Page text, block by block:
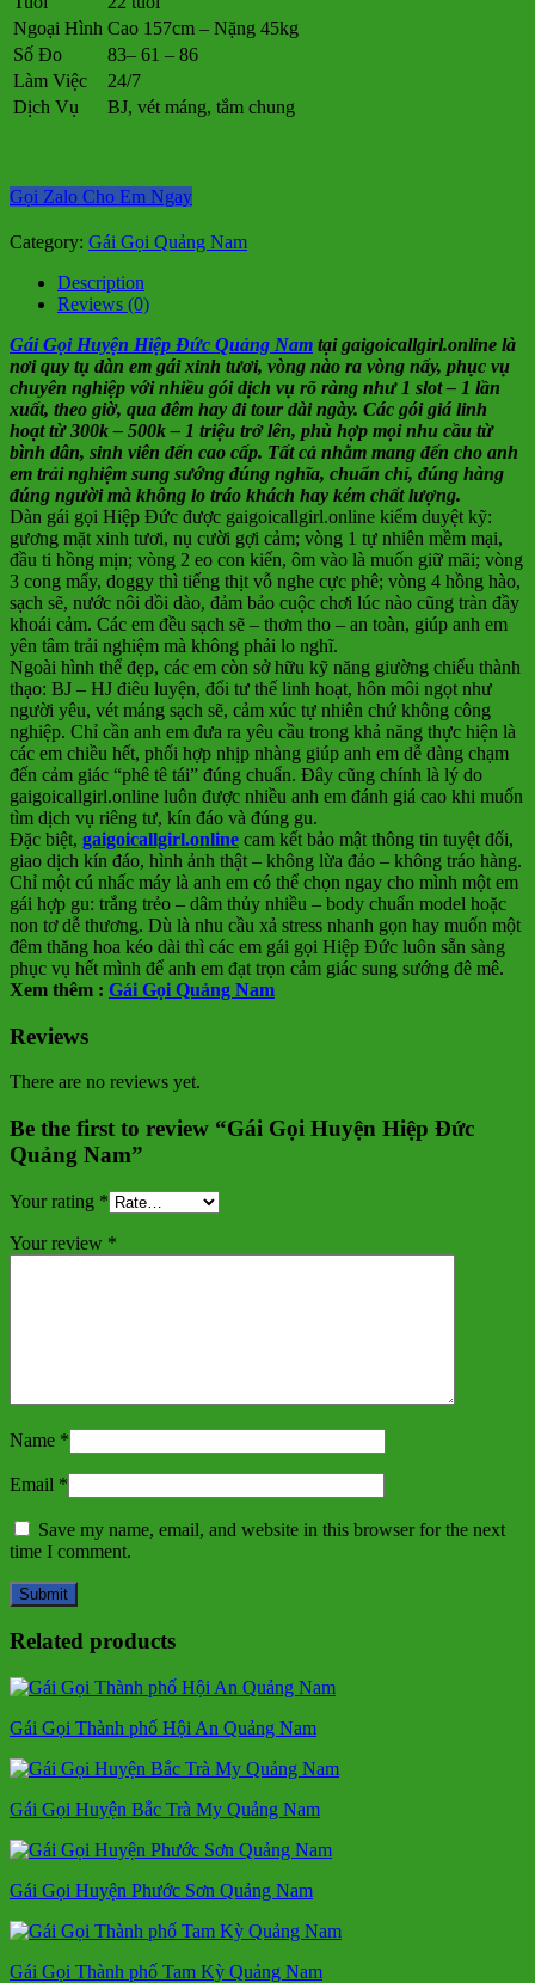
Ngoại Hình Cao 157cm – Nặng 45kg
Số Đo
83– 61 – 86
Làm Việc
24/7
Dịch Vụ
BJ, vét máng, tắm chung
Gọi Zalo Cho Em Ngay
Category: Gái Gọi Quảng Nam
Description
Reviews (0)
Gái Gọi Huyện Hiệp Đức Quảng Nam tại gaigoicallgirl.online là
nơi quy tụ dàn em gái xinh tươi, vòng nào ra vòng nấy, phục vụ
chuyên nghiệp với nhiều gói dịch vụ rõ ràng như 1 slot – 1 lần
xuất, theo giờ, qua đêm hay đi tour dài ngày. Các gói giá linh
hoạt từ 300k – 500k – 1 triệu trở lên, phù hợp mọi nhu cầu từ
bình dân, sinh viên đến cao cấp. Tất cả nhằm mang đến cho anh
em trải nghiệm sung sướng đúng nghĩa, chuẩn chỉ, đúng hàng
đúng người mà không lo tráo khách hay kém chất lượng.
Dàn gái gọi Hiệp Đức được gaigoicallgirl.online kiểm duyệt kỹ:
gương mặt xinh tươi, nụ cười gợi cảm; vòng 1 tự nhiên mềm mại,
đầu ti hồng mịn; vòng 2 eo con kiến, ôm vào là muốn giữ mãi; vòng
3 cong mẩy, doggy thì tiếng thịt vỗ nghe cực phê; vòng 4 hồng hào,
sạch sẽ, nước nôi dồi dào, đảm bảo cuộc chơi lúc nào cũng tràn đầy
khoái cảm. Các em đều sạch sẽ – thơm tho – an toàn, giúp anh em
yên tâm trải nghiệm mà không phải lo nghĩ.
Ngoài hình thể đẹp, các em còn sở hữu kỹ năng giường chiếu thành
thạo: BJ – HJ điêu luyện, đổi tư thế linh hoạt, hôn môi ngọt như
người yêu, vét máng sạch sẽ, cảm xúc tự nhiên chứ không công
nghiệp. Chỉ cần anh em đưa ra yêu cầu trong khả năng thực hiện là
các em chiều hết, phối hợp nhịp nhàng giúp anh em dễ dàng chạm
đến cảm giác “phê tê tái” đúng chuẩn. Đây cũng chính là lý do
gaigoicallgirl.online luôn được nhiều anh em đánh giá cao khi muốn
tìm dịch vụ riêng tư, kín đáo và đúng gu.
Đặc biệt, gaigoicallgirl.online cam kết bảo mật thông tin tuyệt đối,
giao dịch kín đáo, hình ảnh thật – không lừa đảo – không tráo hàng.
Chỉ một cú nhấc máy là anh em có thể chọn ngay cho mình một em
gái hợp gu: trắng trẻo – dâm thủy nhiều – body chuẩn model hoặc
non tơ dễ thương. Dù là nhu cầu xả stress nhanh gọn hay muốn một
đêm thăng hoa kéo dài thì các em gái gọi Hiệp Đức luôn sẵn sàng
phục vụ hết mình để anh em đạt trọn cảm giác sung sướng đê mê.
Xem thêm : Gái Gọi Quảng Nam
Reviews
There are no reviews yet.
Be the first to review “Gái Gọi Huyện Hiệp Đức
Quảng Nam”
Your rating *
Your review *
Name *
Email *
Save my name, email, and website in this browser for the next
time I comment.
Related products
Gái Gọi Thành phố Hội An Quảng Nam
Gái Gọi Huyện Bắc Trà My Quảng Nam
Gái Gọi Huyện Phước Sơn Quảng Nam
Gái Gọi Thành phố Tam Kỳ Quảng Nam